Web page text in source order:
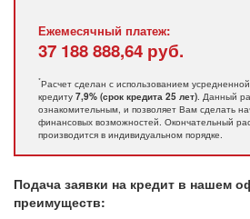
Ежемесячный платеж:
37 188 888,64 руб.
*Расчет сделан с использованием
кредиту 7,9% (срок кредита 25 лет). Данный
ознакомительным, и позволяет Вам сделать
финансовых возможностей. Окончательный
производится в индивидуальном порядке.
Подача заявки на кредит в нашем
преимуществ: